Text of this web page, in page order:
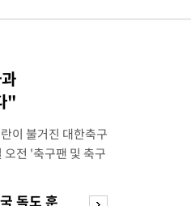
"
이 불거진 대한축구
전 '축구팬 및 축구
입장문을 발표했
(FIFA) 북중미 월드
독도 훈